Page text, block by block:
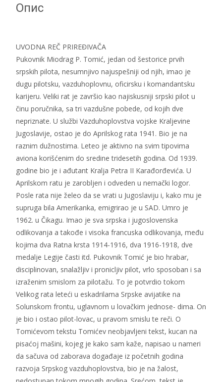
o
Опис
UVODNA REČ PRIREĐIVAČA
Pukovnik Miodrag P. Tomić, jedan od šestorice prvih
srpskih pilota, nesumnjivo najuspešniji od njih, imao je
dugu pilotsku, vazduhoplovnu, oficirsku i komandantsku
karijeru. Veliki rat je završio kao najiskusniji srpski pilot u
činu poručnika, sa tri vazdušne pobede, od kojih dve
nepriznate. U službi Vazduhoplovstva vojske Kraljevine
Jugoslavije, ostao je do Aprilskog rata 1941. Bio je na
raznim dužnostima. Leteo je aktivno na svim tipovima
aviona korišćenim do sredine tridesetih godina. Od 1939.
godine bio je i ađutant Kralja Petra II Karađorđevića. U
Aprilskom ratu je zarobljen i odveden u nemački logor.
Posle rata nije želeo da se vrati u Jugoslaviju i, kako mu je
supruga bila Amerikanka, emigrirao je u SAD. Umro je
1962. u Čikagu. Imao je sva srpska i jugoslovenska
odlikovanja a takođe i visoka francuska odlikovanja, među
kojima dva Ratna krsta 1914-1916, dva 1916-1918, dve
medalje Legije časti itd. Pukovnik Tomić je bio hrabar,
disciplinovan, snalažljiv i pronicljiv pilot, vrlo sposoban i sa
izraženim smislom za pilotažu. To je potvrdio tokom
Velikog rata leteći u eskadrilama Srpske avijatike na
Solunskom frontu, uglavnom u lovačkim jednose- dima. On
je bio i ostao pilot-lovac, u pravom smislu te reči. O
Tomićevom tekstu Tomićev neobjavljeni tekst, kucan na
pisaćoj mašini, kojeg je kako sam kaže, napisao u nameri
da sačuva od zaborava događaje iz početnih godina
razvoja Srpskog vazduhoplovstva, bio je na žalost,